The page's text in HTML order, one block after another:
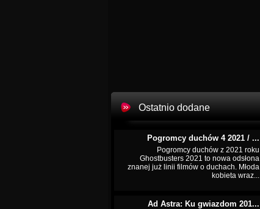
Ostatnio dodane
Pogromcy duchów 4 2021 / ...
Pogromcy duchów z 2021 roku
Ghostbusters 2021 to nowa odsłona
znanej już linii filmów o duchach. Młoda
kobieta wraz...
Ad Astra: Ku gwiazdom 201...